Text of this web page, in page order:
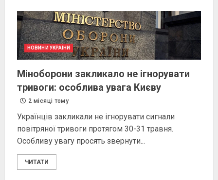
НОВИНИ УКРАЇНИ
Міноборони закликало не ігнорувати
тривоги: особлива увага Києву
2 місяці тому
Українців закликали не ігнорувати сигнали
повітряної тривоги протягом 30-31 травня.
Особливу увагу просять звернути...
ЧИТАТИ